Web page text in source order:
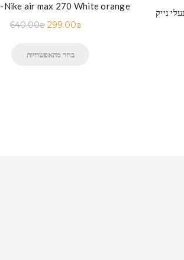
נעלי נייק-Nike air max 270 White orange
640.00₪ 299.00₪
בחר מהאפשרויות
נעלי נייק-Nike Air Force 1 Low White